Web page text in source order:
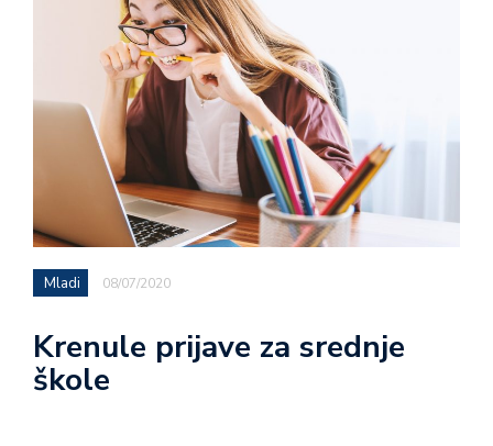
Mladi 08/07/2020
Krenule prijave za srednje
škole